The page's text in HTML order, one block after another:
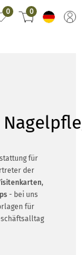
0 0
für
der
,
- bei uns
für